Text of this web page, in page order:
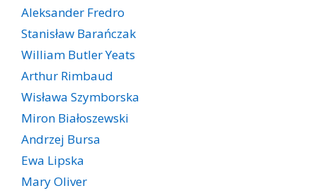
Aleksander Fredro
Stanisław Barańczak
William Butler Yeats
Arthur Rimbaud
Wisława Szymborska
Miron Białoszewski
Andrzej Bursa
Ewa Lipska
Mary Oliver